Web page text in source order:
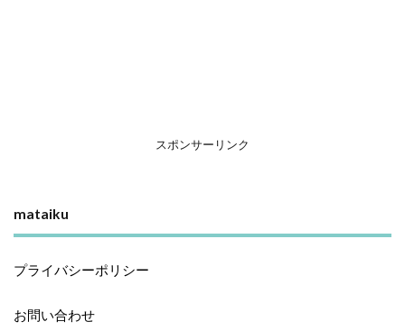
スポンサーリンク
mataiku
プライバシーポリシー
お問い合わせ